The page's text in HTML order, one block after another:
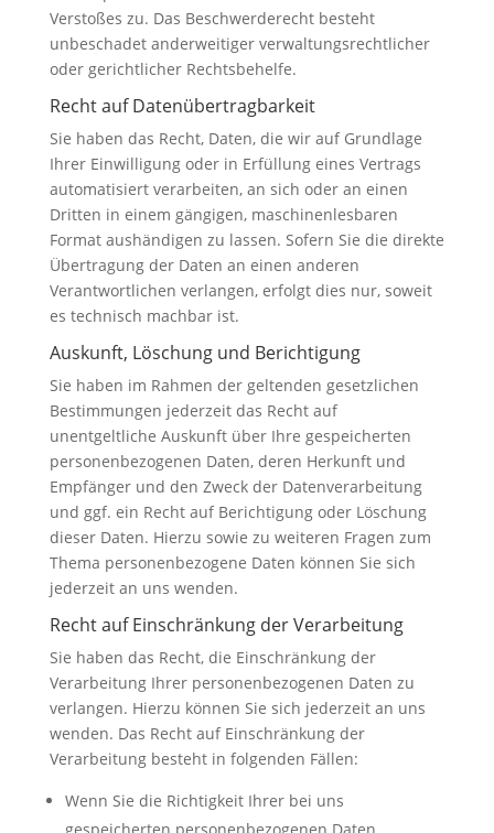
Verstoßes zu. Das Beschwerderecht besteht
unbeschadet anderweitiger verwaltungsrechtlicher
oder gerichtlicher Rechtsbehelfe.
Recht auf Daten­übertrag­barkeit
Sie haben das Recht, Daten, die wir auf Grundlage
Ihrer Einwilligung oder in Erfüllung eines Vertrags
automatisiert verarbeiten, an sich oder an einen
Dritten in einem gängigen, maschinenlesbaren
Format aushändigen zu lassen. Sofern Sie die direkte
Übertragung der Daten an einen anderen
Verantwortlichen verlangen, erfolgt dies nur, soweit
es technisch machbar ist.
Auskunft, Löschung und Berichtigung
Sie haben im Rahmen der geltenden gesetzlichen
Bestimmungen jederzeit das Recht auf
unentgeltliche Auskunft über Ihre gespeicherten
personenbezogenen Daten, deren Herkunft und
Empfänger und den Zweck der Datenverarbeitung
und ggf. ein Recht auf Berichtigung oder Löschung
dieser Daten. Hierzu sowie zu weiteren Fragen zum
Thema personenbezogene Daten können Sie sich
jederzeit an uns wenden.
Recht auf Einschränkung der Verarbeitung
Sie haben das Recht, die Einschränkung der
Verarbeitung Ihrer personenbezogenen Daten zu
verlangen. Hierzu können Sie sich jederzeit an uns
wenden. Das Recht auf Einschränkung der
Verarbeitung besteht in folgenden Fällen:
Wenn Sie die Richtigkeit Ihrer bei uns